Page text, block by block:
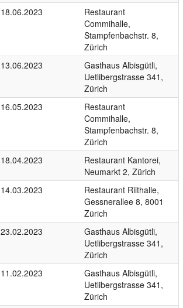
18.06.2023
Restaurant
Commihalle,
Stampfenbachstr. 8,
Zürich
13.06.2023
Gasthaus Albisgütli,
Uetlibergstrasse 341,
Zürich
16.05.2023
Restaurant
Commihalle,
Stampfenbachstr. 8,
Zürich
18.04.2023
Restaurant Kantorei,
Neumarkt 2, Zürich
14.03.2023
Restaurant Riithalle,
Gessnerallee 8, 8001
Zürich
23.02.2023
Gasthaus Albisgütli,
Uetlibergstrasse 341,
Zürich
11.02.2023
Gasthaus Albisgütli,
Uetlibergstrasse 341,
Zürich